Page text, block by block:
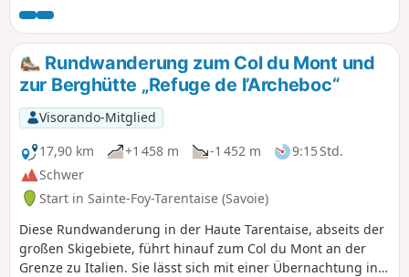
einem schwindelerregenden Wasserfall
entfernt.
Rundwanderung zum Col du Mont und
zur Berghütte „Refuge de l’Archeboc“
Visorando-Mitglied
17,90 km
+1 458 m -1 452 m
9:15 Std.
Schwer
Start in Sainte-Foy-Tarentaise (Savoie)
Diese Rundwanderung in der Haute Tarentaise, abseits der
großen Skigebiete, führt hinauf zum Col du Mont an der
Grenze zu Italien. Sie lässt sich mit einer Übernachtung in